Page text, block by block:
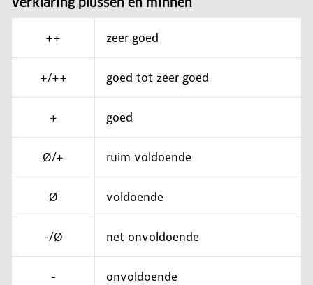
++ zeer goed
+/++ goed tot zeer goed
+ goed
Ø/+ ruim voldoende
Ø voldoende
-/Ø net onvoldoende
- onvoldoende